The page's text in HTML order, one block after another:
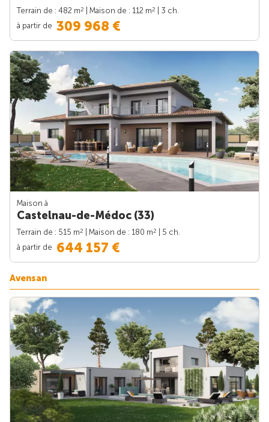
Terrain de : 482 m2 | Maison de : 112 m2
| 3 ch.
à partir de 309 968 €
Maison à
Castelnau-de-Médoc (33)
Terrain de : 515 m2 | Maison de : 180 m2
| 5 ch.
à partir de 644 157 €
Avensan